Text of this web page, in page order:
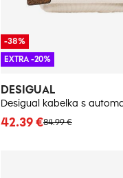
DESIGUAL
84.99 €
42.39 €
-38%
EXTRA -20%